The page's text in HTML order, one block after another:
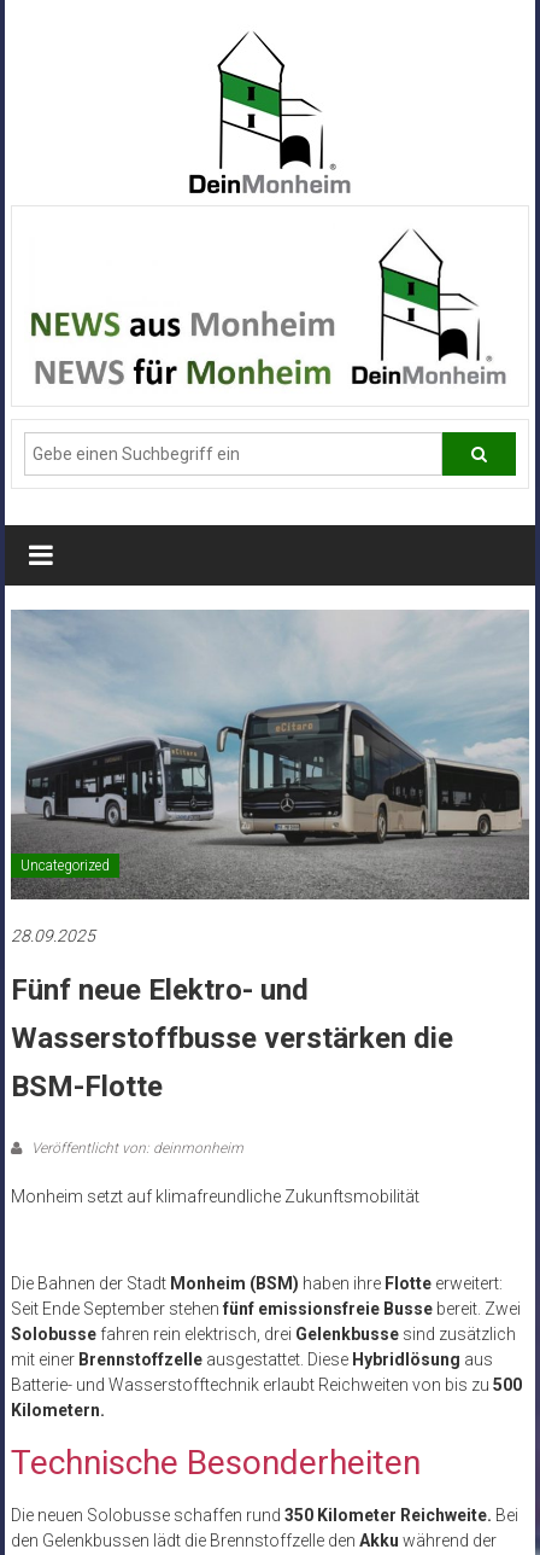
Alle
News
aus
Deiner
Stadt
Monheim
Uncategorized
28.09.2025
Fünf neue Elektro- und
Wasserstoffbusse verstärken die
BSM-Flotte
Veröffentlicht von: deinmonheim
Monheim setzt auf klimafreundliche Zukunftsmobilität
Die Bahnen der Stadt Monheim (BSM) haben ihre Flotteerweitert:
Seit Ende September stehen fünf emissionsfreie Bussebereit. Zwei
Solobussefahren rein elektrisch, drei Gelenkbussesind zusätzlich
mit einer Brennstoffzelleausgestattet. Diese Hybridlösung aus
Batterie- und Wasserstofftechnik erlaubt Reichweiten von bis zu 500
Kilometern.
Technische Besonderheiten
Die neuen Solobusse schaffen rund 350 Kilometer Reichweite. Bei
den Gelenkbussen lädt die Brennstoffzelle den Akku während der